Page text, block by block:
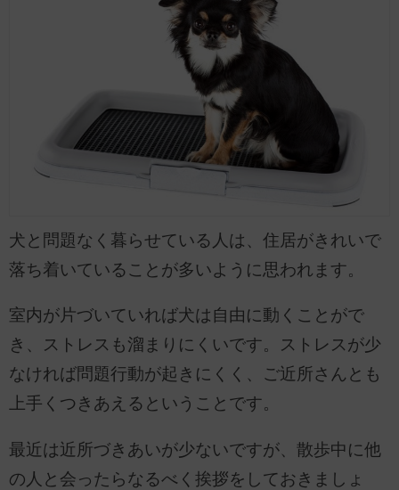
犬と問題なく暮らせている人は、住居がきれいで
落ち着いていることが多いように思われます。
室内が片づいていれば犬は自由に動くことがで
き、ストレスも溜まりにくいです。ストレスが少
なければ問題行動が起きにくく、ご近所さんとも
上手くつきあえるということです。
最近は近所づきあいが少ないですが、散歩中に他
の人と会ったらなるべく挨拶をしておきましょ